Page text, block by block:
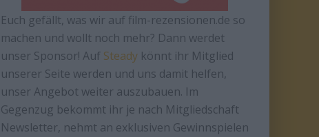
Euch gefällt, was wir auf film-rezensionen.de so
machen und wollt noch mehr? Dann werdet
unser Sponsor! Auf Steady könnt ihr Mitglied
unserer Seite werden und uns damit helfen,
unser Angebot weiter auszubauen. Im
Gegenzug bekommt ihr je nach Mitgliedschaft
Newsletter, nehmt an exklusiven Gewinnspielen